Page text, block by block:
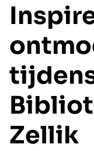
Zellik